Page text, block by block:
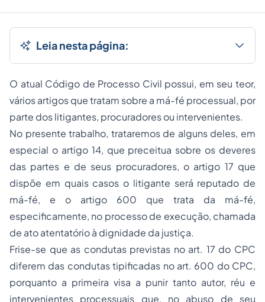
Leia nesta página:
O atual Código de Processo Civil possui, em seu teor,
vários artigos que tratam sobre a má-fé processual, por
parte dos litigantes, procuradores ou intervenientes.
No presente trabalho, trataremos de alguns deles, em
especial o artigo 14, que preceitua sobre os deveres
das partes e de seus procuradores, o artigo 17 que
dispõe em quais casos o litigante será reputado de
má-fé, e o artigo 600 que trata da má-fé,
especificamente, no processo de execução, chamada
de ato atentatório à dignidade da justiça.
Frise-se que as condutas previstas no art. 17 do CPC
diferem das condutas tipificadas no art. 600 do CPC,
porquanto a primeira visa a punir tanto autor, réu e
intervenientes processuais que, no abuso de seu